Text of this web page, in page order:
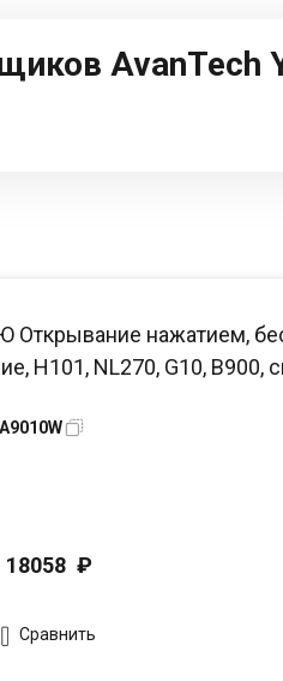
AvanTech
Открывание нажатием,
H101, NL270, G10,
18058 ₽
Сравнить